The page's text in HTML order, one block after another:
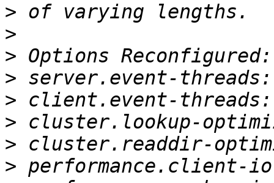
>
>
>
>
>
>
>
>